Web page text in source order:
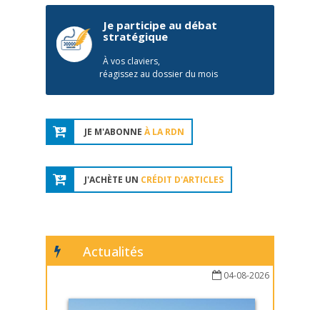
Je participe au débat
stratégique
À vos claviers,
réagissez au dossier du mois
JE M'ABONNE À LA RDN
J'ACHÈTE UN CRÉDIT D'ARTICLES
Actualités
04-08-2026